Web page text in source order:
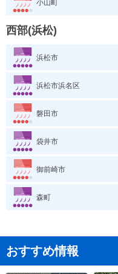
小山町
西部(浜松)
浜松市
浜松市浜名区
磐田市
袋井市
御前崎市
森町
おすすめ情報